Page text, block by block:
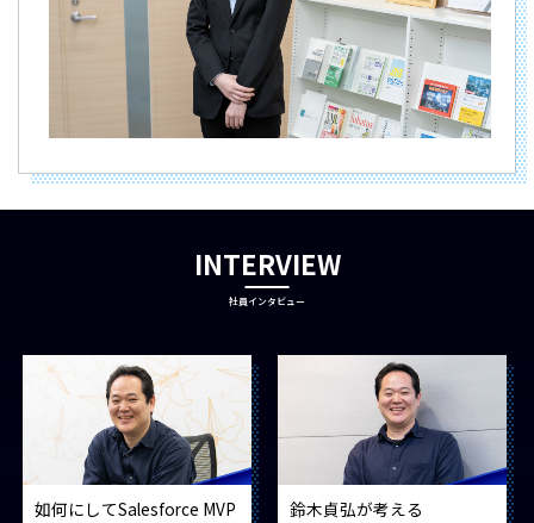
INTERVIEW
社員インタビュー
如何にしてSalesforce MVP
鈴木貞弘が考える